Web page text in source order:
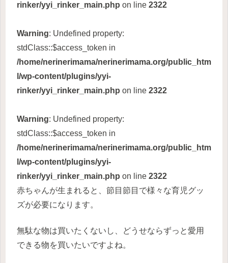
rinker/yyi_rinker_main.php on line 2322
Warning: Undefined property:
stdClass::$access_token in
/home/nerinerimama/nerinerimama.org/public_htm
l/wp-content/plugins/yyi-
rinker/yyi_rinker_main.php on line 2322
Warning: Undefined property:
stdClass::$access_token in
/home/nerinerimama/nerinerimama.org/public_htm
l/wp-content/plugins/yyi-
rinker/yyi_rinker_main.php on line 2322
赤ちゃんが生まれると、節目節目で様々な育児グッ
ズが必要になります。
無駄な物は買いたくないし、どうせならずっと愛用
できる物を買いたいですよね。